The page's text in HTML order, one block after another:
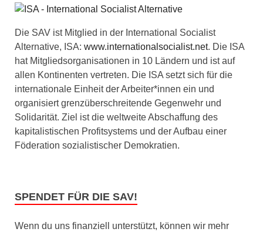
Die SAV ist Mitglied in der International Socialist
Alternative, ISA: www.internationalsocialist.net. Die ISA
hat Mitgliedsorganisationen in 10 Ländern und ist auf
allen Kontinenten vertreten. Die ISA setzt sich für die
internationale Einheit der Arbeiter*innen ein und
organisiert grenzüberschreitende Gegenwehr und
Solidarität. Ziel ist die weltweite Abschaffung des
kapitalistischen Profitsystems und der Aufbau einer
Föderation sozialistischer Demokratien.
SPENDET FÜR DIE SAV!
Wenn du uns finanziell unterstützt, können wir mehr